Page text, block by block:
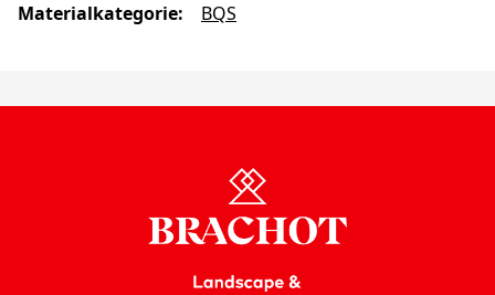
Materialkategorie: BQS